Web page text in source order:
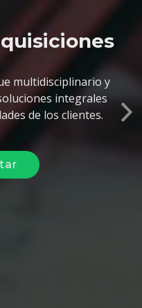
multidisciplinario y
integrales
de los clientes.